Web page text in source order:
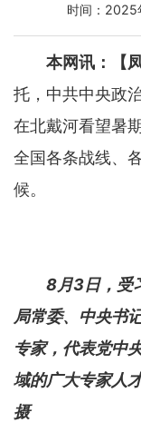
时间：
本网讯：【凤
托，中共中央政
在北戴河看望暑
全国各条战线、
候。
8月3日，受习
局常委、中央书
专家，代表党中
域的广大专家人
摄